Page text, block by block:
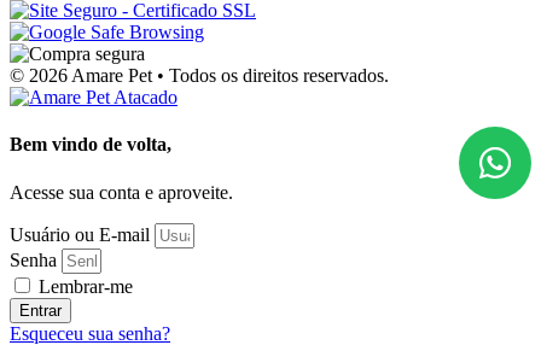
© 2026 Amare Pet • Todos os direitos reservados.
Bem vindo de volta,
Acesse sua conta e aproveite.
Usuário ou E-mail
Senha
Lembrar-me
Entrar
Esqueceu sua senha?